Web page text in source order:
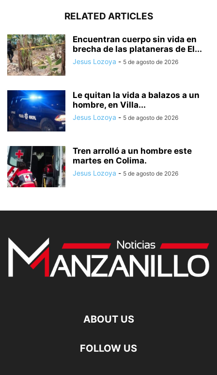
RELATED ARTICLES
Encuentran cuerpo sin vida en
brecha de las plataneras de El...
Jesus Lozoya - 5 de agosto de 2026
Le quitan la vida a balazos a un
hombre, en Villa...
Jesus Lozoya - 5 de agosto de 2026
Tren arrolló a un hombre este
martes en Colima.
Jesus Lozoya - 5 de agosto de 2026
ABOUT US
FOLLOW US